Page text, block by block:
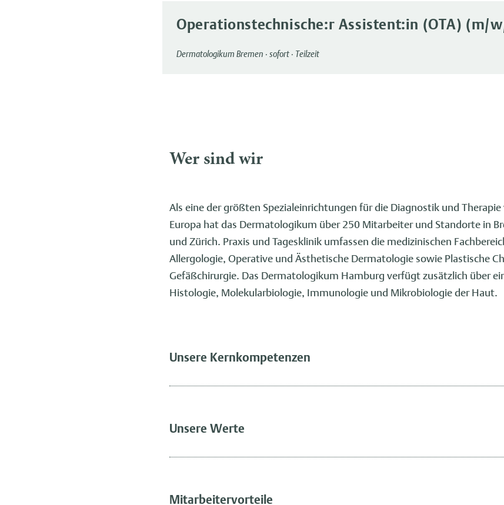
Operationstechnische:r Assistent:in (OTA) (m/
Dermatologikum Bremen · sofort · Teilzeit
Wer sind wir
Als eine der größten Spezialeinrichtungen für die Diagnostik und
Europa hat das Dermatologikum über 250 Mitarbeiter und Standorte in
und Zürich. Praxis und Tagesklinik umfassen die medizinischen
Allergologie, Operative und Ästhetische Dermatologie sowie Plastische
Gefäßchirurgie. Das Dermatologikum Hamburg verfügt zusätzlich über
Histologie, Molekularbiologie, Immunologie und Mikrobiologie der Haut.
Unsere Kernkompetenzen
Unsere Werte
Mitarbeitervorteile